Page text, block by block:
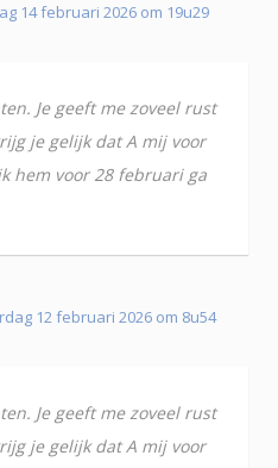
14 februari 2026 om 19u29
Je geeft me zoveel rust
je gelijk dat A mij voor
hem voor 28 februari ga
12 februari 2026 om 8u54
Je geeft me zoveel rust
je gelijk dat A mij voor